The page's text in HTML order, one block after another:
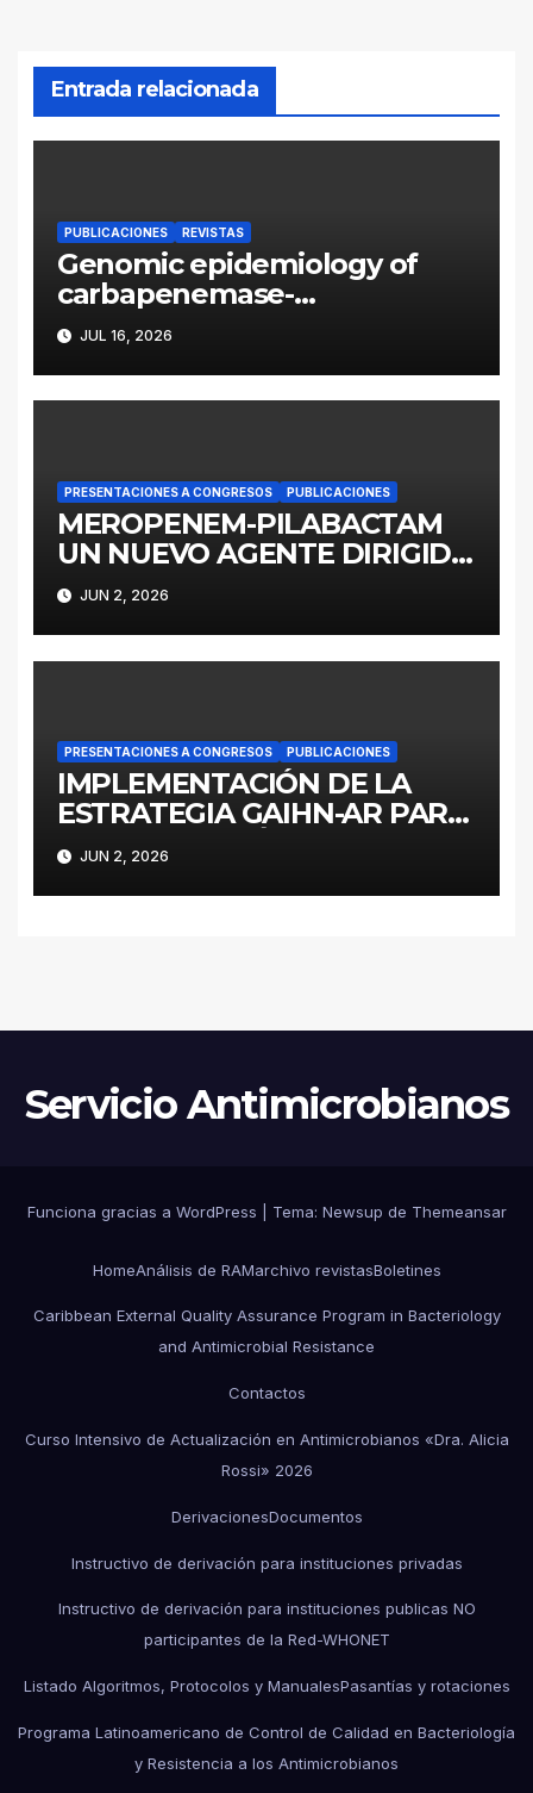
Entrada relacionada
PUBLICACIONES REVISTAS
Genomic epidemiology of
carbapenemase-
producing Enterobacter
cloacae complex in
Argentina: a retrospective
JUL 16, 2026
PRESENTACIONES A CONGRESOS PUBLICACIONES
MEROPENEM-PILABACTAM
UN NUEVO AGENTE DIRIGIDO
A ENTEROBACTERALES
PRODUCTORES DE
SERINOCARBAPENEMASAS
JUN 2, 2026
PRESENTACIONES A CONGRESOS PUBLICACIONES
IMPLEMENTACIÓN DE LA
ESTRATEGIA GAIHN-AR PARA
LA CONTENCIÓN DE
ENTEROBACTERALES
PRODUCTORES DE
ARGENTINA
JUN 2, 2026
Servicio Antimicrobianos
Funciona gracias a WordPress Tema: Newsup de Themeansar
HomeAnálisis de RAMarchivo revistasBoletines
Caribbean External Quality Assurance Program in Bacteriology
and Antimicrobial Resistance
Contactos
Curso Intensivo de Actualización en Antimicrobianos «Dra. Alicia
Rossi» 2026
DerivacionesDocumentos
Instructivo de derivación para instituciones privadas
Instructivo de derivación para instituciones publicas NO
participantes de la Red-WHONET
Listado Algoritmos, Protocolos y ManualesPasantías y rotaciones
Programa Latinoamericano de Control de Calidad en Bacteriología
y Resistencia a los Antimicrobianos